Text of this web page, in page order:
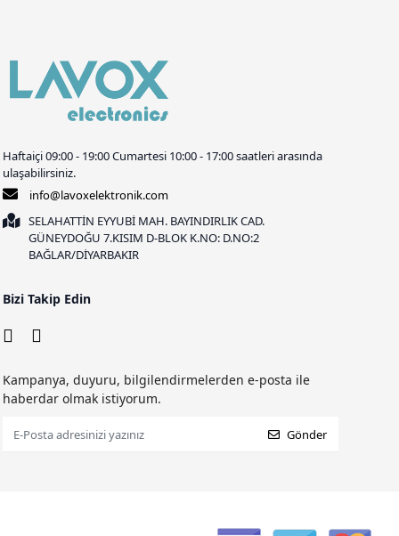
Haftaiçi 09:00 - 19:00 Cumartesi 10:00 - 17:00 saatleri arasında
ulaşabilirsiniz.
info@lavoxelektronik.com
SELAHATTİN EYYUBİ MAH. BAYINDIRLIK CAD.
GÜNEYDOĞU 7.KISIM D-BLOK K.NO: D.NO:2
BAĞLAR/DİYARBAKIR
Bizi Takip Edin
Kampanya, duyuru, bilgilendirmelerden e-posta ile
haberdar olmak istiyorum.
Gönder